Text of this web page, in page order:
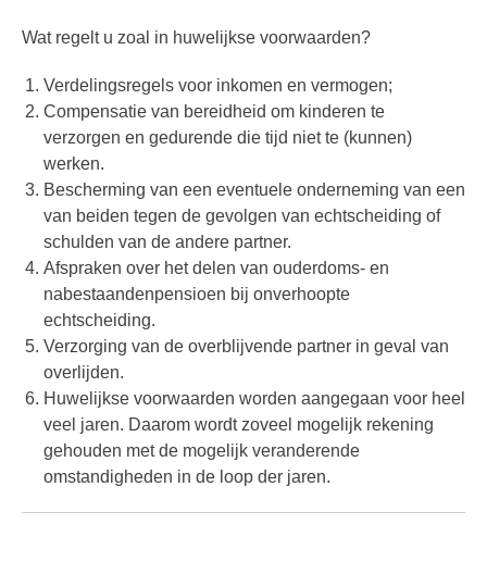
Wat regelt u zoal in huwelijkse voorwaarden?
Verdelingsregels voor inkomen en vermogen;
Compensatie van bereidheid om kinderen te
verzorgen en gedurende die tijd niet te (kunnen)
werken.
Bescherming van een eventuele onderneming van een
van beiden tegen de gevolgen van echtscheiding of
schulden van de andere partner.
Afspraken over het delen van ouderdoms- en
nabestaandenpensioen bij onverhoopte
echtscheiding.
Verzorging van de overblijvende partner in geval van
overlijden.
Huwelijkse voorwaarden worden aangegaan voor heel
veel jaren. Daarom wordt zoveel mogelijk rekening
gehouden met de mogelijk veranderende
omstandigheden in de loop der jaren.